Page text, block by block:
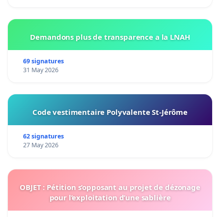
Demandons plus de transparence a la LNAH
69 signatures
31 May 2026
Code vestimentaire Polyvalente St-Jérôme
62 signatures
27 May 2026
OBJET : Pétition s’opposant au projet de dézonage
pour l’exploitation d’une sablière